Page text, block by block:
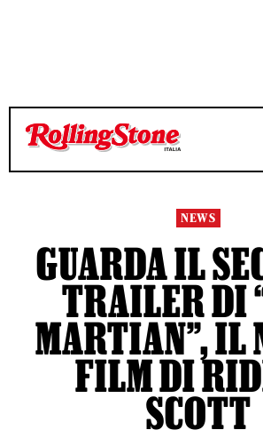
TEMPO DI LETTURA 2 MINUTI
TEMPO DI LETTURA 2 MINUTI
NEWS
GUARDA IL
TRAILER DI
MARTIAN”, IL
FILM DI
SCOTT